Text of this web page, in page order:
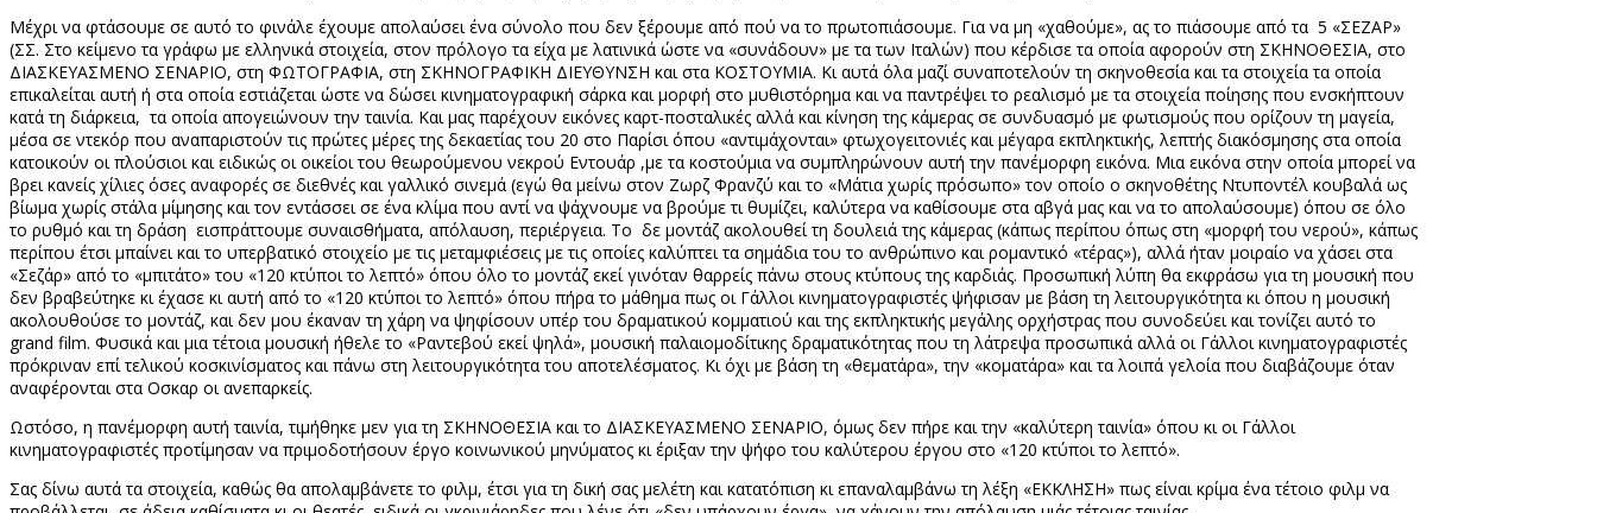
Μέχρι να φτάσουμε σε αυτό το φινάλε έχουμε απολαύσει ένα σύνολο που δεν ξέρουμε από πού να το πρωτοπιάσουμε. Για να μη «χαθούμε», ας το πιάσουμε από τα 5 «ΣΕΖΑΡ»
(ΣΣ. Στο κείμενο τα γράφω με ελληνικά στοιχεία, στον πρόλογο τα είχα με λατινικά ώστε να «συνάδουν» με τα των Ιταλών) που κέρδισε τα οποία αφορούν στη ΣΚΗΝΟΘΕΣΙΑ, στο
ΔΙΑΣΚΕΥΑΣΜΕΝΟ ΣΕΝΑΡΙΟ, στη ΦΩΤΟΓΡΑΦΙΑ, στη ΣΚΗΝΟΓΡΑΦΙΚΗ ΔΙΕΥΘΥΝΣΗ και στα ΚΟΣΤΟΥΜΙΑ. Κι αυτά όλα μαζί συναποτελούν τη σκηνοθεσία και τα στοιχεία τα οποία
επικαλείται αυτή ή στα οποία εστιάζεται ώστε να δώσει κινηματογραφική σάρκα και μορφή στο μυθιστόρημα και να παντρέψει το ρεαλισμό με τα στοιχεία ποίησης που ενσκήπτουν
κατά τη διάρκεια, τα οποία απογειώνουν την ταινία. Και μας παρέχουν εικόνες καρτ-ποσταλικές αλλά και κίνηση της κάμερας σε συνδυασμό με φωτισμούς που ορίζουν τη μαγεία,
μέσα σε ντεκόρ που αναπαριστούν τις πρώτες μέρες της δεκαετίας του 20 στο Παρίσι όπου «αντιμάχονται» φτωχογειτονιές και μέγαρα εκπληκτικής, λεπτής διακόσμησης στα οποία
κατοικούν οι πλούσιοι και ειδικώς οι οικείοι του θεωρούμενου νεκρού Εντουάρ ,με τα κοστούμια να συμπληρώνουν αυτή την πανέμορφη εικόνα. Μια εικόνα στην οποία μπορεί να
βρει κανείς χίλιες όσες αναφορές σε διεθνές και γαλλικό σινεμά (εγώ θα μείνω στον Ζωρζ Φρανζύ και το «Μάτια χωρίς πρόσωπο» τον οποίο ο σκηνοθέτης Ντυποντέλ κουβαλά ως
βίωμα χωρίς στάλα μίμησης και τον εντάσσει σε ένα κλίμα που αντί να ψάχνουμε να βρούμε τι θυμίζει, καλύτερα να καθίσουμε στα αβγά μας και να το απολαύσουμε) όπου σε όλο
το ρυθμό και τη δράση εισπράττουμε συναισθήματα, απόλαυση, περιέργεια. Το δε μοντάζ ακολουθεί τη δουλειά της κάμερας (κάπως περίπου όπως στη «μορφή του νερού», κάπως
περίπου έτσι μπαίνει και το υπερβατικό στοιχείο με τις μεταμφιέσεις με τις οποίες καλύπτει τα σημάδια του το ανθρώπινο και ρομαντικό «τέρας»), αλλά ήταν μοιραίο να χάσει στα
«Σεζάρ» από το «μπιτάτο» του «120 κτύποι το λεπτό» όπου όλο το μοντάζ εκεί γινόταν θαρρείς πάνω στους κτύπους της καρδιάς. Προσωπική λύπη θα εκφράσω για τη μουσική που
δεν βραβεύτηκε κι έχασε κι αυτή από το «120 κτύποι το λεπτό» όπου πήρα το μάθημα πως οι Γάλλοι κινηματογραφιστές ψήφισαν με βάση τη λειτουργικότητα κι όπου η μουσική
ακολουθούσε το μοντάζ, και δεν μου έκαναν τη χάρη να ψηφίσουν υπέρ του δραματικού κομματιού και της εκπληκτικής μεγάλης ορχήστρας που συνοδεύει και τονίζει αυτό το
grand film. Φυσικά και μια τέτοια μουσική ήθελε το «Ραντεβού εκεί ψηλά», μουσική παλαιομοδίτικης δραματικότητας που τη λάτρεψα προσωπικά αλλά οι Γάλλοι κινηματογραφιστές
πρόκριναν επί τελικού κοσκινίσματος και πάνω στη λειτουργικότητα του αποτελέσματος. Κι όχι με βάση τη «θεματάρα», την «κοματάρα» και τα λοιπά γελοία που διαβάζουμε όταν
αναφέρονται στα Οσκαρ οι ανεπαρκείς.
Ωστόσο, η πανέμορφη αυτή ταινία, τιμήθηκε μεν για τη ΣΚΗΝΟΘΕΣΙΑ και το ΔΙΑΣΚΕΥΑΣΜΕΝΟ ΣΕΝΑΡΙΟ, όμως δεν πήρε και την «καλύτερη ταινία» όπου κι οι Γάλλοι
κινηματογραφιστές προτίμησαν να πριμοδοτήσουν έργο κοινωνικού μηνύματος κι έριξαν την ψήφο του καλύτερου έργου στο «120 κτύποι το λεπτό».
Σας δίνω αυτά τα στοιχεία, καθώς θα απολαμβάνετε το φιλμ, έτσι για τη δική σας μελέτη και κατατόπιση κι επαναλαμβάνω τη λέξη «ΕΚΚΛΗΣΗ» πως είναι κρίμα ένα τέτοιο φιλμ να